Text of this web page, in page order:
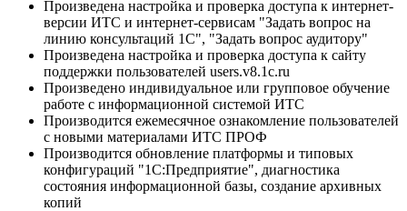
Произведена настройка и проверка доступа к интернет-
версии ИТС и интернет-сервисам "Задать вопрос на
линию консультаций 1С", "Задать вопрос аудитору"
Произведена настройка и проверка доступа к сайту
поддержки пользователей users.v8.1c.ru
Произведено индивидуальное или групповое обучение
работе с информационной системой ИТС
Производится ежемесячное ознакомление пользователей
с новыми материалами ИТС ПРОФ
Производится обновление платформы и типовых
конфигураций "1С:Предприятие", диагностика
состояния информационной базы, создание архивных
копий